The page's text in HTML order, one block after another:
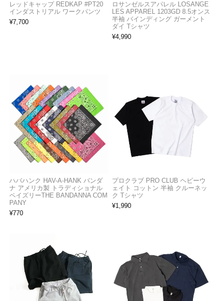
レッドキャップ REDKAP #PT20
インダストリアル ワークパンツ
¥7,700
ロサンゼルスアパレル LOSANGE
LES APPAREL 1203GD 8.5オンス
半袖 バインディング ガーメント
ダイ Tシャツ
¥4,990
ハバハンク HAV-A-HANK バンダ
ナ アメリカ製 トラディショナル
ペイズリーTHE BANDANNA COM
PANY
¥770
プロクラブ PRO CLUB ヘビーウ
ェイト コットン 半袖 クルーネッ
ク Tシャツ
¥1,990